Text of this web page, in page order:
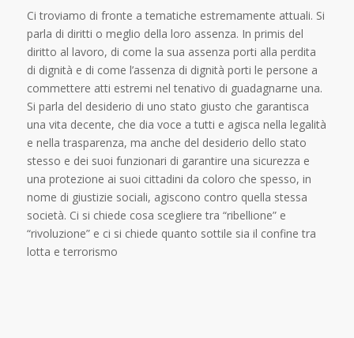
Ci troviamo di fronte a tematiche estremamente attuali. Si
parla di diritti o meglio della loro assenza. In primis del
diritto al lavoro, di come la sua assenza porti alla perdita
di dignità e di come l’assenza di dignità porti le persone a
commettere atti estremi nel tenativo di guadagnarne una.
Si parla del desiderio di uno stato giusto che garantisca
una vita decente, che dia voce a tutti e agisca nella legalità
e nella trasparenza, ma anche del desiderio dello stato
stesso e dei suoi funzionari di garantire una sicurezza e
una protezione ai suoi cittadini da coloro che spesso, in
nome di giustizie sociali, agiscono contro quella stessa
società. Ci si chiede cosa scegliere tra “ribellione” e
“rivoluzione” e ci si chiede quanto sottile sia il confine tra
lotta e terrorismo